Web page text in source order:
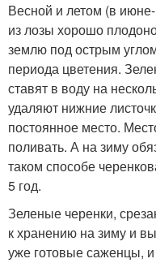
Весной и летом (в
из лозы хорошо
землю под острым
периода цветения.
ставят в воду на
удаляют нижние
постоянное место.
поливать. А на зиму
таком способе
5 год.
Зеленые черенки,
к хранению на зиму и
уже готовые саженцы,